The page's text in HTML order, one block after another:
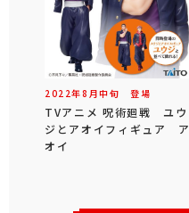
2022年8 月中旬 登場
TVアニメ 呪術廻戦 ユウ
ジとアオイフィギュア ア
オイ